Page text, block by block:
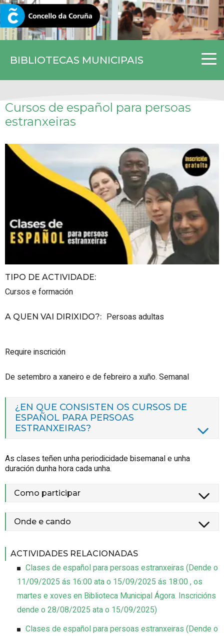
BIBLIOTECAS MUNICIPAIS
CORUNA.GAL
Cursos de español para persoas
estranxeiras
TIPO DE ACTIVIDADE:
Cursos e formación
A QUEN VAI DIRIXIDO?: Persoas adultas
Require inscrición
De setembro a xaneiro e de febreiro a xuño. Semanal
¿EN QUE CONSISTEN OS CURSOS DE
ESPAÑOL PARA PERSOAS
ESTRANXEIRAS?
As clases teñen unha periodicidade bisemanal e unha
duración dunha hora cada unha.
Como participar
Onde e cando
ACTIVIDADES RELACIONADAS
Clases de español para persoas estranxeiras (Dende o
11/09/2025 ás 16:00 ata o 15/09/2025 ás 18:00 , os
martes e xoves en Biblioteca Municipal Ágora. Inscricións
dende o 28/08/2025 ata o 15/09/2025)
Clases de español para persoas estranxeiras (Dende o